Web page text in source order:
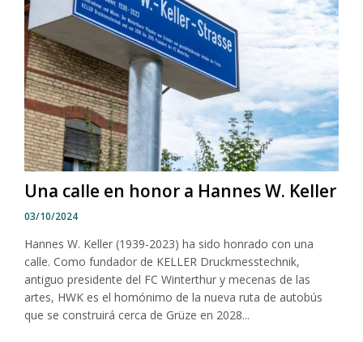
Una calle en honor a Hannes W. Keller
03/10/2024
Hannes W. Keller (1939-2023) ha sido honrado con una
calle. Como fundador de KELLER Druckmesstechnik,
antiguo presidente del FC Winterthur y mecenas de las
artes, HWK es el homónimo de la nueva ruta de autobús
que se construirá cerca de Grüze en 2028...